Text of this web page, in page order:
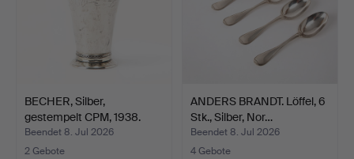
BECHER, Silber,
gestempelt CPM, 1938.
Beendet 8. Jul 2026
2 Gebote
ANDERS BRANDT. Löffel, 6
Stk., Silber, Nor…
Beendet 8. Jul 2026
4 Gebote